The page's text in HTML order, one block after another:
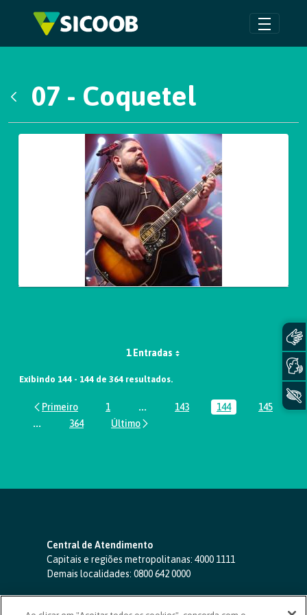
Pular para o Conteúdo principal
07 - Coquetel
Galeria de Mídias
1 Entradas
Exibindo 144 - 144 de 364 resultados.
Página
1 ...Páginas intermediárias Usar ABA
Página
143 Página
144 Página
145
...Páginas intermediárias Usar ABA para navegar.
Página
364
Central de Atendimento
Capitais e regiões metropolitanas: 4000 1111
Demais localidades: 0800 642 0000
SAC 24 horas-0800 724 4420